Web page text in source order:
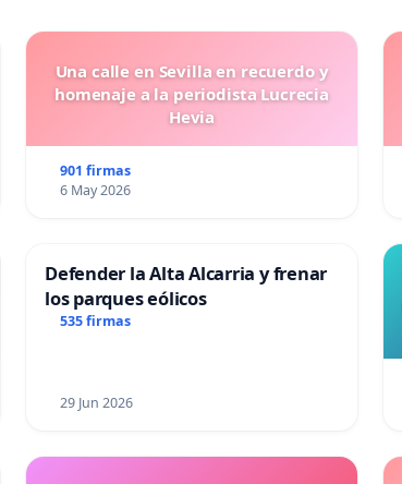
Una calle en Sevilla en recuerdo y
homenaje a la periodista Lucrecia
Hevia
901 firmas
6 May 2026
Defender la Alta Alcarria y frenar
los parques eólicos
535 firmas
29 Jun 2026